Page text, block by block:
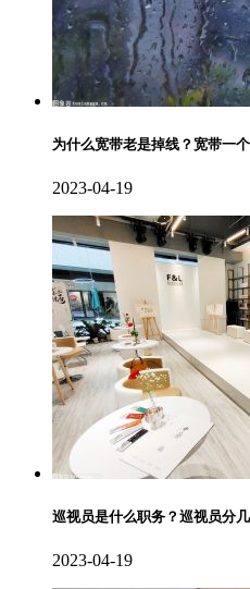
为什么宽带老是掉线？宽带一
2023-04-19
巡视员是什么职务？巡视员分
2023-04-19